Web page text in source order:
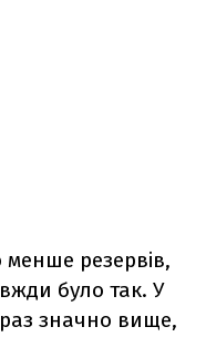
резервів,
було так. У
значно вище,